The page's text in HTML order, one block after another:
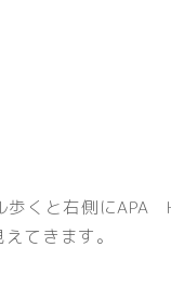
歩くと右側にAPA
てきます。